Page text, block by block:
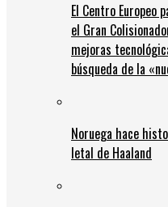
El Centro Europeo
el Gran
mejoras
búsqueda de la
Noruega hace
letal de Haaland